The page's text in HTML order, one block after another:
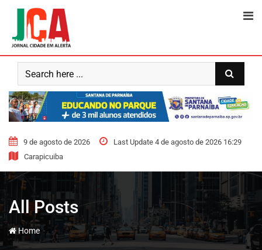
content
9 de agosto de 2026
Last Update 4 de agosto de 2026 16:29
Carapicuiba
All Posts
Home-